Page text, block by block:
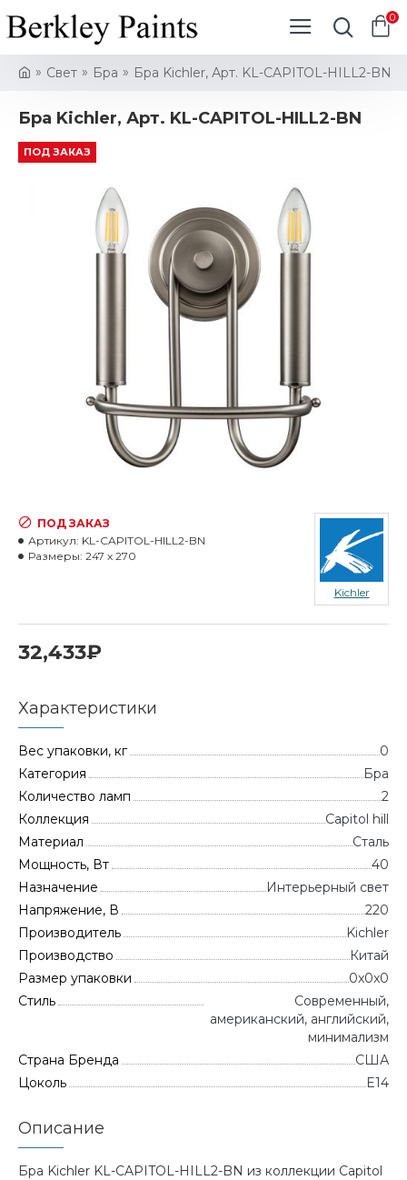
0
Свет Бра Бра Kichler, Арт. KL-CAPITOL-HILL2-BN
Бра Kichler, Арт. KL-CAPITOL-HILL2-BN
ПОД ЗАКАЗ
32,433₽
ПОД ЗАКАЗ
Артикул: KL-CAPITOL-HILL2-BN
Размеры: 247 x 270
Kichler
Характеристики
Вес упаковки, кг
0
Категория
Бра
Количество ламп
2
Коллекция
Capitol hill
Материал
Сталь
Мощность, Вт
40
Назначение
Интерьерный свет
Напряжение, В
220
Производитель
Kichler
Производство
Китай
Размер упаковки
0x0x0
Стиль
Современный,
американский, английский,
минимализм
Страна Бренда
CША
Цоколь
E14
Описание
Бра Kichler KL-CAPITOL-HILL2-BN из коллекции Capitol